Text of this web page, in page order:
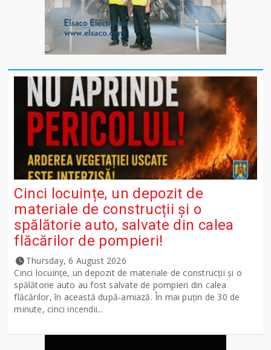
Cinci locuințe, un depozit de
materiale de construcții și o
spălătorie auto, salvate din calea
flăcărilor de pompieri!
Thursday, 6 August 2026
Cinci locuințe, un depozit de materiale de construcții și o
spălătorie auto au fost salvate de pompieri din calea
flăcărilor, în această după-amiază. În mai puțin de 30 de
minute, cinci incendii...